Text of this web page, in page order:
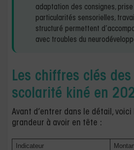
adaptation des consignes,
particularités sensorielles,
structuré permettent
avec troubles du
Les chiffres clés
scolarité kiné en
Avant d’entrer dans le détail,
grandeur à avoir en tête :
Indicateur